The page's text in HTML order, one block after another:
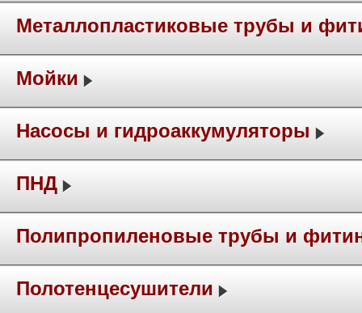
Металлопластиковые трубы и
Мойки
Насосы и гидроаккумуляторы
ПНД
Полипропиленовые трубы и
Полотенцесушители